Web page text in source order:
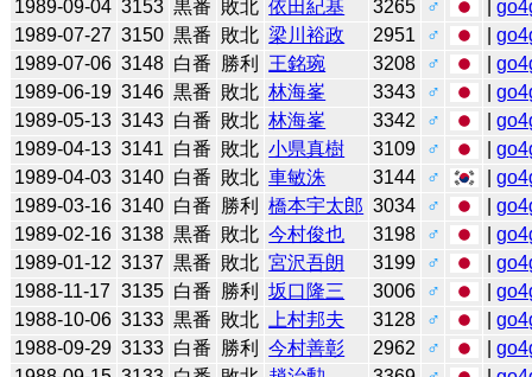
1989-09-04 3153 黒番 敗北 依田紀基 3265 ♂ |
1989-07-27 3150 黒番 敗北 梁川裕政 2951 ♂ |
1989-07-06 3148 白番 勝利 王銘琬 3208 ♂ |
1989-06-19 3146 黒番 敗北 林海峯 3343 ♂ |
1989-05-13 3143 白番 敗北 林海峯 3342 ♂ |
1989-04-13 3141 白番 敗北 小県真樹 3109 ♂ |
1989-04-03 3140 白番 敗北 車敏洙 3144 ♂ |
1989-03-16 3140 白番 勝利 橋本宇太郎 3034 ♂ |
1989-02-16 3138 黒番 敗北 今村俊也 3198 ♂ |
1989-01-12 3137 黒番 敗北 宮沢吾朗 3199 ♂ |
1988-11-17 3135 白番 勝利 坂口隆三 3006 ♂ |
1988-10-06 3133 黒番 敗北 上村邦夫 3128 ♂ |
1988-09-29 3133 白番 勝利 今村善彰 2962 ♂ |